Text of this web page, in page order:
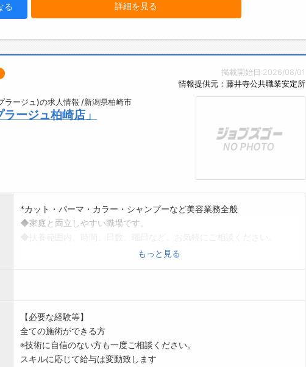
る 詳細を見る
掲載開始日:2026/08/01
情報提供元：藤井寺公共職業安定所
ージュ)の求人情報 /新潟県柏崎市
ージュ柏崎店」
*カット・パーマ・カラー・シャンプーなど美容業務全般
◆家庭と両立しやすい職場です。
※社会保険完備(加入要件を満たす場合は必ず加入しています)
[変更範囲:変更なし]
もっと見る
【必要な経験等】
全ての施術ができる方
※技術に自信のない方も一度ご相談ください。
スキルに応じて給与は変動致します